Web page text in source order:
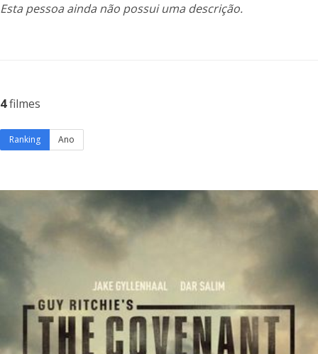
Esta pessoa ainda não possui uma descrição.
4filmes
Ranking Ano